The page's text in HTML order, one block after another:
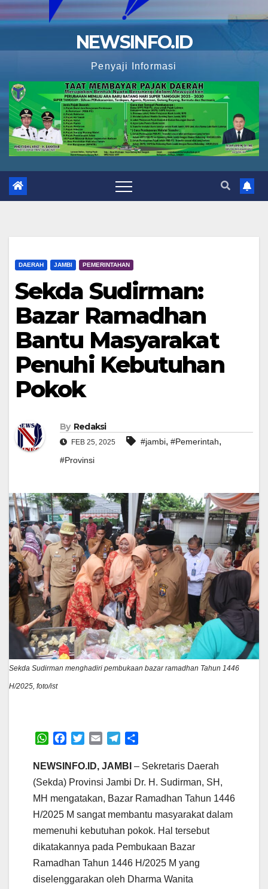
NEWSINFO.ID
Penyaji Informasi
DAERAH JAMBI PEMERINTAHAN
Sekda Sudirman:
Bazar Ramadhan
Bantu Masyarakat
Penuhi Kebutuhan
Pokok
By Redaksi
FEB 25, 2025 #jambi, #Pemerintah,
#Provinsi
Sekda Sudirman menghadiri pembukaan bazar ramadhan Tahun 1446
H/2025, foto/ist
W
a
t
A
p
p
c
e
o
o
k
i
e
r
a
i
l
e
r
a
m
a
r
NEWSINFO.ID, JAMBI – Sekretaris Daerah
(Sekda) Provinsi Jambi Dr. H. Sudirman, SH,
MH mengatakan, Bazar Ramadhan Tahun 1446
H/2025 M sangat membantu masyarakat dalam
memenuhi kebutuhan pokok. Hal tersebut
dikatakannya pada Pembukaan Bazar
Ramadhan Tahun 1446 H/2025 M yang
diselenggarakan oleh Dharma Wanita